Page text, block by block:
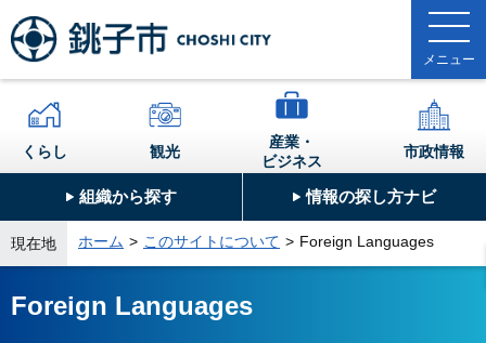
組織から探す 情報の探し方ナビ
くらし 観光
産業・
ビジネス
市政情報
現在地 ホーム このサイトについて Foreign Languages
Foreign Languages